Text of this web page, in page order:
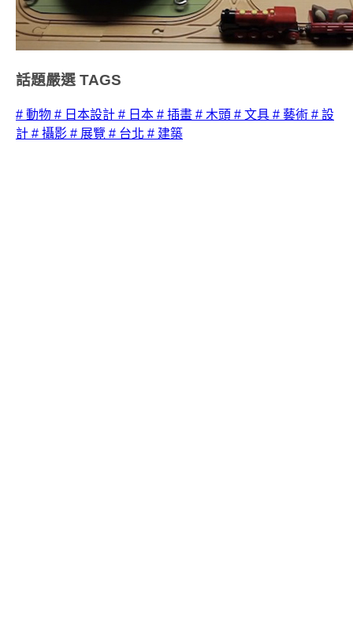
話題嚴選 TAGS
# 動物 # 日本設計 # 日本 # 插畫 # 木頭 # 文具 # 藝術 # 設
計 # 攝影 # 展覽 # 台北 # 建築